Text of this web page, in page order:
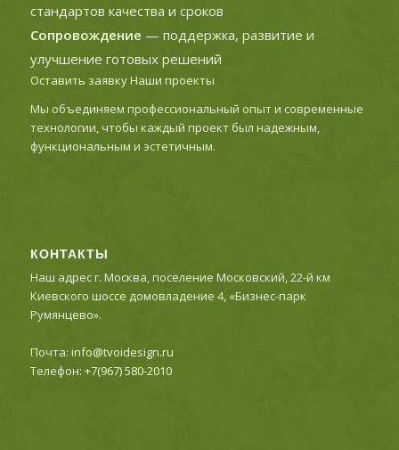
стандартов качества и сроков
Сопровождение — поддержка, развитие и
улучшение готовых решений
Оставить заявкуНаши проекты
Мы объединяем профессиональный опыт и современные
технологии, чтобы каждый проект был надежным,
функциональным и эстетичным.
КОНТАКТЫ
Наш адрес г. Москва, поселение Московский, 22-й км
Киевского шоссе домовладение 4, «Бизнес-парк
Румянцево».
Почта: info@tvoidesign.ru
Телефон: +7(967) 580-2010